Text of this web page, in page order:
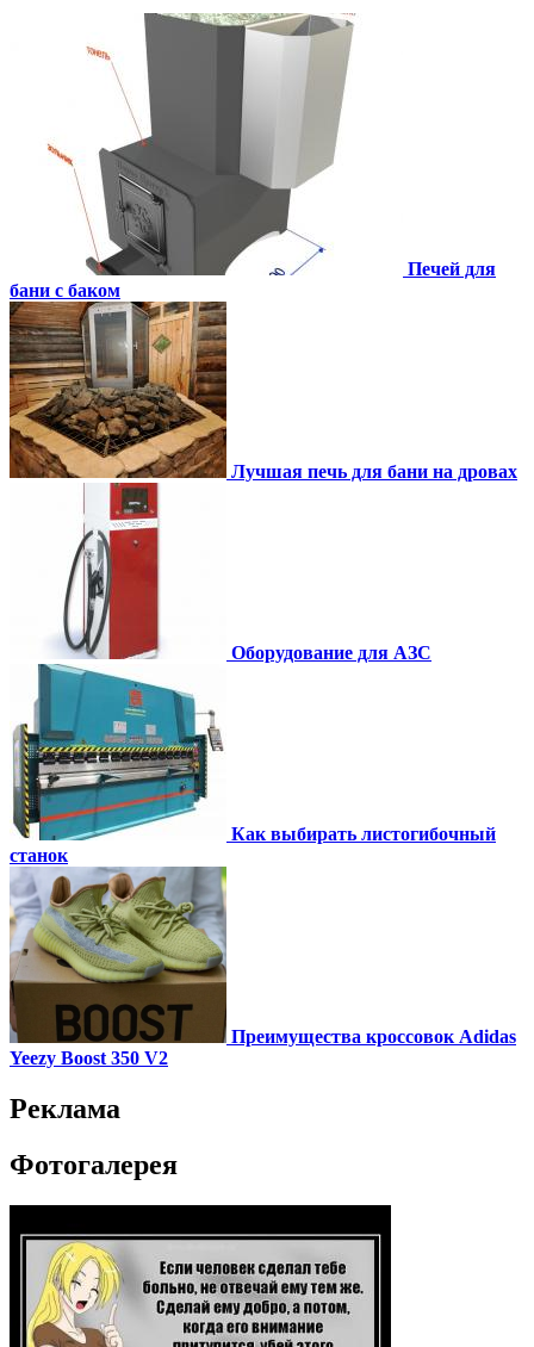
Печей для
бани с баком
Лучшая печь для бани на дровах
Оборудование для АЗС
Как выбирать листогибочный
станок
Преимущества кроссовок Adidas
Yeezy Boost 350 V2
Реклама
Фотогалерея